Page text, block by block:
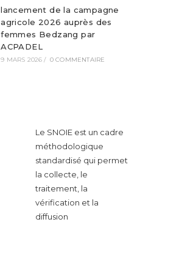
lancement de la campagne
agricole 2026 auprès des
femmes Bedzang par
ACPADEL
9 MARS 2026 / 0 COMMENTAIRE
Le SNOIE est un cadre
méthodologique
standardisé qui permet
la collecte, le
traitement, la
vérification et la
diffusion